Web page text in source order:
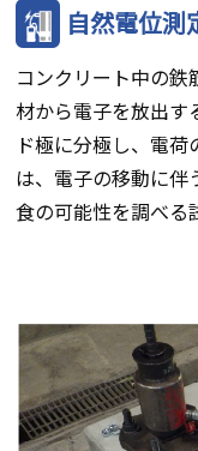
自然電位測
コンクリート中の
材から電子を放出す
ド極に分極し、電
は、電子の移動に
食の可能性を調べる